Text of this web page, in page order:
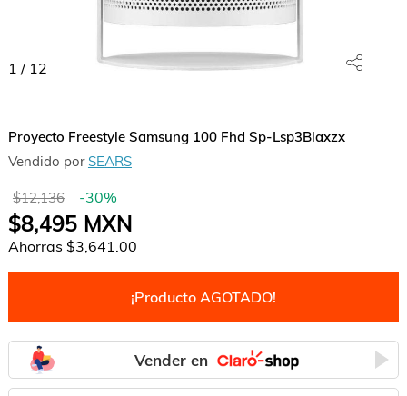
1 / 12
Proyecto Freestyle Samsung 100 Fhd Sp-Lsp3Blaxzx
Vendido por SEARS
$12,136 -30%
$8,495MXN
Ahorras $3,641.00
¡Producto AGOTADO!
Vender en